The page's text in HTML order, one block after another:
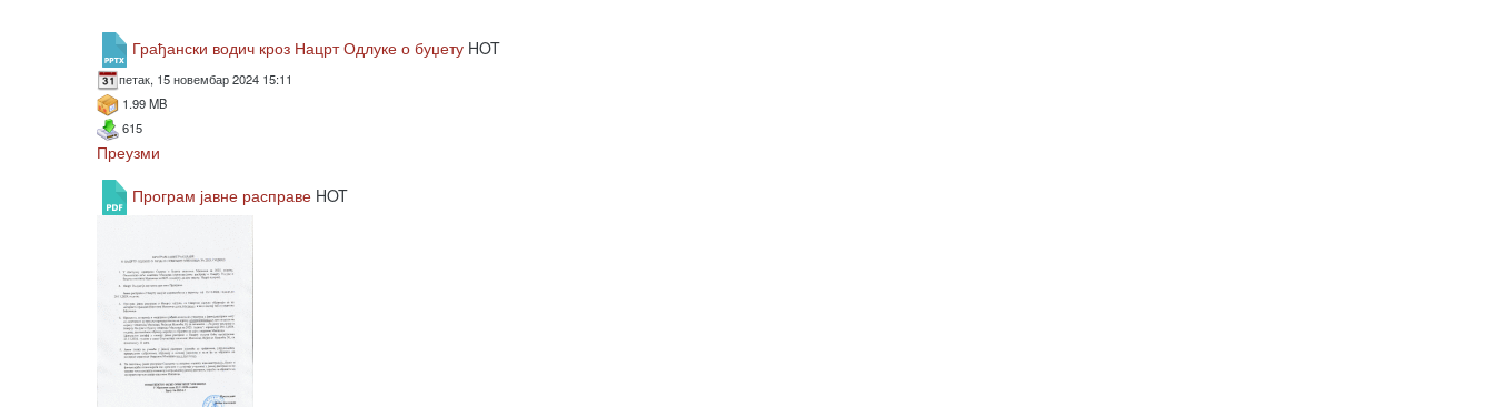
Грађански водич кроз Нацрт Одлуке о буџету HOT
петак, 15 новембар 2024 15:11
1.99 MB
615
Преузми
Програм јавне расправе HOT